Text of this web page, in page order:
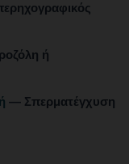
ή
— Σπερματέγχυση